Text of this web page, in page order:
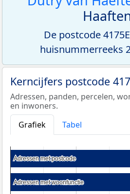
De postcode
huisnummerreeks
Kerncijfers postcode
Adressen, panden, percelen,
en inwoners.
Grafiek
Tabel
Adressen met postcode
Adressen met postcode
Adressen met woonfunctie
Adressen met woonfunctie